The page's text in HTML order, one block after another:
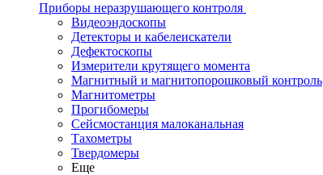
Приборы неразрушающего контроля
Видеоэндоскопы
Детекторы и кабелеискатели
Дефектоскопы
Измерители крутящего момента
Магнитный и магнитопорошковый контроль
Магнитометры
Прогибомеры
Сейсмостанция малоканальная
Тахометры
Твердомеры
Еще